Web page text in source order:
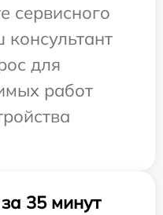
сервисного
для
работ
35 минут